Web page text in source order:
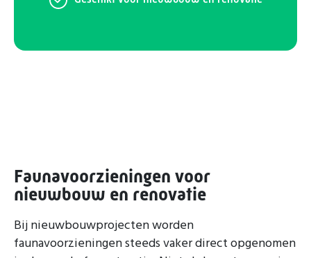
Faunavoorzieningen voor
nieuwbouw en renovatie
Bij nieuwbouwprojecten worden
faunavoorzieningen steeds vaker direct opgenomen